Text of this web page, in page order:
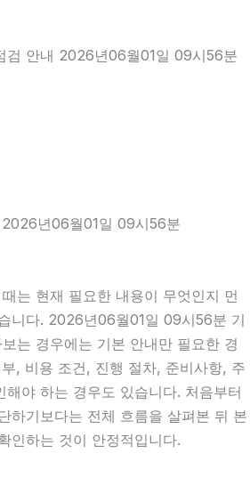
검 안내 2026년06월01일 09시56분
년06월01일 09시56분
는 현재 필요한 내용이 무엇인지 먼
니다. 2026년06월01일 09시56분 기
는 경우에는 기본 안내만 필요한 경
, 비용 조건, 진행 절차, 준비사항, 주
해야 하는 경우도 있습니다. 처음부터
하기보다는 전체 흐름을 살펴본 뒤 본
인하는 것이 안정적입니다.